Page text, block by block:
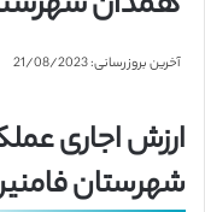
آخرین بروزرسانی: 21/08/2023
شهرستان